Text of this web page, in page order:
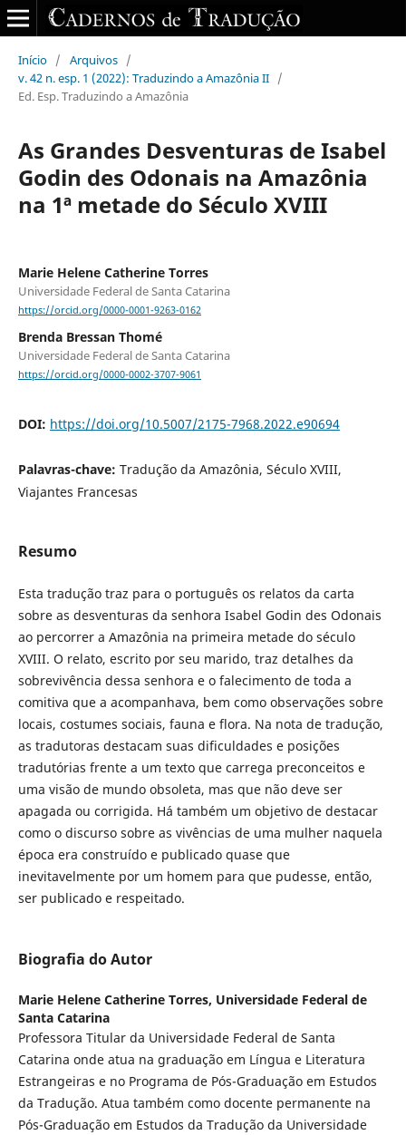
Início / Arquivos /
v. 42 n. esp. 1 (2022): Traduzindo a Amazônia II /
Ed. Esp. Traduzindo a Amazônia
As Grandes Desventuras de Isabel
Godin des Odonais na Amazônia
na 1ª metade do Século XVIII
Marie Helene Catherine Torres
Universidade Federal de Santa Catarina
https://orcid.org/0000-0001-9263-0162
Brenda Bressan Thomé
Universidade Federal de Santa Catarina
https://orcid.org/0000-0002-3707-9061
DOI: https://doi.org/10.5007/2175-7968.2022.e90694
Palavras-chave: Tradução da Amazônia, Século XVIII,
Viajantes Francesas
Resumo
Esta tradução traz para o português os relatos da carta
sobre as desventuras da senhora Isabel Godin des Odonais
ao percorrer a Amazônia na primeira metade do século
XVIII. O relato, escrito por seu marido, traz detalhes da
sobrevivência dessa senhora e o falecimento de toda a
comitiva que a acompanhava, bem como observações sobre
locais, costumes sociais, fauna e flora. Na nota de tradução,
as tradutoras destacam suas dificuldades e posições
tradutórias frente a um texto que carrega preconceitos e
uma visão de mundo obsoleta, mas que não deve ser
apagada ou corrigida. Há também um objetivo de destacar
como o discurso sobre as vivências de uma mulher naquela
época era construído e publicado quase que
inevitavelmente por um homem para que pudesse, então,
ser publicado e respeitado.
Biografia do Autor
Marie Helene Catherine Torres, Universidade Federal de
Santa Catarina
Professora Titular da Universidade Federal de Santa
Catarina onde atua na graduação em Língua e Literatura
Estrangeiras e no Programa de Pós-Graduação em Estudos
da Tradução. Atua também como docente permanente na
Pós-Graduação em Estudos da Tradução da Universidade